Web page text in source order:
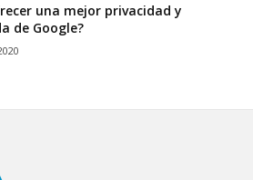
una mejor privacidad y
de Google?